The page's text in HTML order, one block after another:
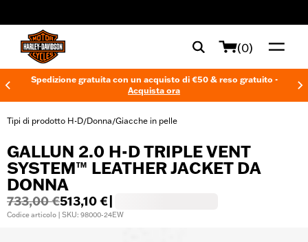
(0)
Spedizione gratuita con un acquisto di €50 & reso gratuito -
Acquista ora
Tipi di prodotto H-D/Donna/Giacche in pelle
GALLUN 2.0 H-D TRIPLE VENT
SYSTEM™ LEATHER JACKET DA
DONNA
733,00 €513,10 €
Codice articolo | SKU: 98000-24EW